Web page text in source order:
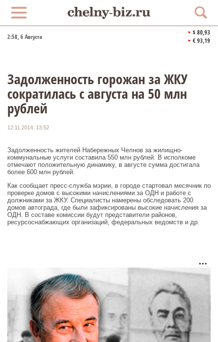
2:58, 6 Августа
$ 80,93
€ 93,19
Задолженность горожан за ЖКУ
сократилась с августа на 50 млн
рублей
12.11.2014, 13:52
Задолженность жителей Набережных Челнов за жилищно-
коммунальные услуги составила 550 млн рублей. В исполкоме
отмечают положительную динамику, в августе сумма достигала
более 600 млн рублей.
Как сообщает пресс-служба мэрии, в городе стартовал месячник по
проверке домов с высокими начислениями за ОДН и работе с
должниками за ЖКУ. Специалисты намерены обследовать 200
домов автограда, где были зафиксированы высокие начисления за
ОДН. В составе комиссии будут представители районов,
ресурсоснабжающих организаций, федеральных ведомств и др.